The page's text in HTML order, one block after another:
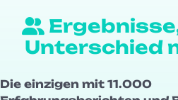
Unterschied
Die einzigen mit 11.000